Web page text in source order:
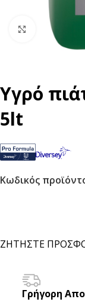
Click to
Υγρό
5lt
Κωδικός
ΖΗΤΗΣΤΕ
Γρήγορη